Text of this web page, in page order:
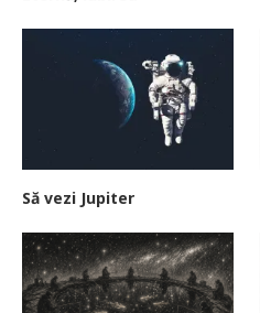
Să vezi Jupiter